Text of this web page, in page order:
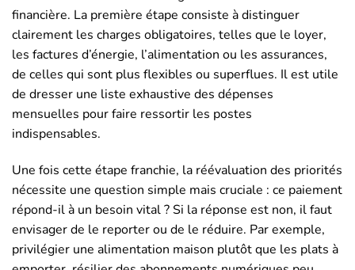
financière. La première étape consiste à distinguer
clairement les charges obligatoires, telles que le loyer,
les factures d’énergie, l’alimentation ou les assurances,
de celles qui sont plus flexibles ou superflues. Il est utile
de dresser une liste exhaustive des dépenses
mensuelles pour faire ressortir les postes
indispensables.
Une fois cette étape franchie, la réévaluation des priorités
nécessite une question simple mais cruciale : ce paiement
répond-il à un besoin vital ? Si la réponse est non, il faut
envisager de le reporter ou de le réduire. Par exemple,
privilégier une alimentation maison plutôt que les plats à